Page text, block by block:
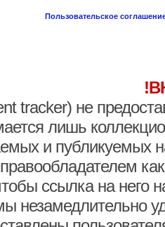
Пользовательское
tracker) не
лишь
и публикуемых
ссылка на него
незамедлительно